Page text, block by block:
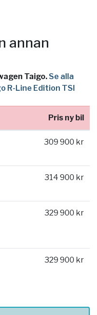
annan
Taigo. Se alla
R-Line Edition TSI
Pris ny bil
309 900 kr
314 900 kr
329 900 kr
329 900 kr